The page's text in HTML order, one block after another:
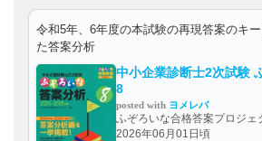
令和5年、6年度の本試験の再現答案のキ
た答案分析
中小企業診断士2次試験
8
posted with ヨメレバ
ふぞろいな合格答案プロジェ
2026年06月01日頃